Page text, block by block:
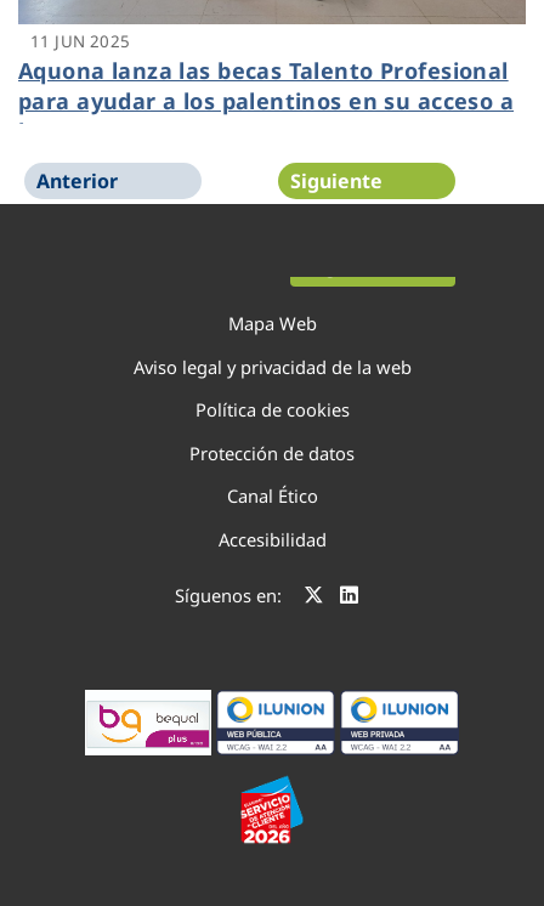
11 JUN 2025
Aquona lanza las becas Talento Profesional
para ayudar a los palentinos en su acceso a
la FP
Anterior Siguiente
Mapa Web
Aviso legal y privacidad de la web
Política de cookies
Protección de datos
Canal Ético
Accesibilidad
Síguenos en: